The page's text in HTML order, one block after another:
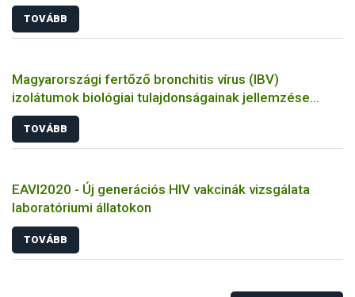
TOVÁBB
Magyarországi fertőző bronchitis vírus (IBV)
izolátumok biológiai tulajdonságainak jellemzése
állatkísérletes és molekuláris biológiai eszközökkel
TOVÁBB
EAVI2020 - Új generációs HIV vakcinák vizsgálata
laboratóriumi állatokon
TOVÁBB